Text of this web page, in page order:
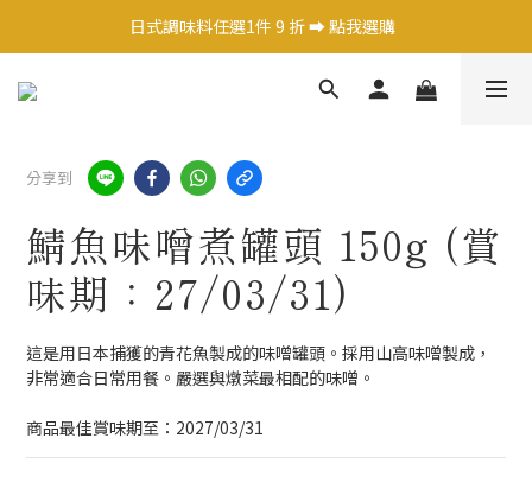
日式調味料任選1件 9 折 ➡️ 點我選購
日式調味料任選1件 9 折 ➡️ 點我選購
茶飲X咖啡 2件9折 ➡️ 點我選購
日式調味料任選1件 9 折 ➡️ 點我選購
分享到
鯖魚味噌煮罐頭 150g (賞
味期：27/03/31)
這是用日本捕獲的青花魚製成的味噌罐頭。採用山高味噌製成，
非常適合日常用餐。嚴選與燉菜最相配的味噌。
商品最佳賞味期至：2027/03/31